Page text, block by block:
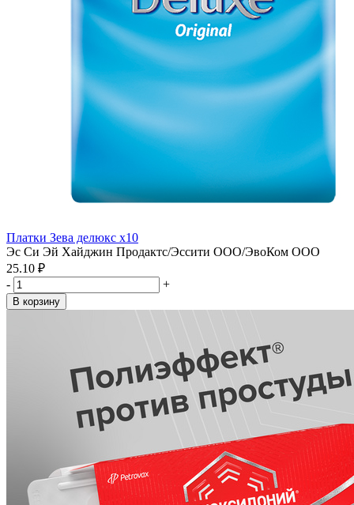
Платки Зева делюкс х10
Эс Си Эй Хайджин Продактс/Эссити ООО/ЭвоКом ООО
25.10 ₽
-
+
В корзину